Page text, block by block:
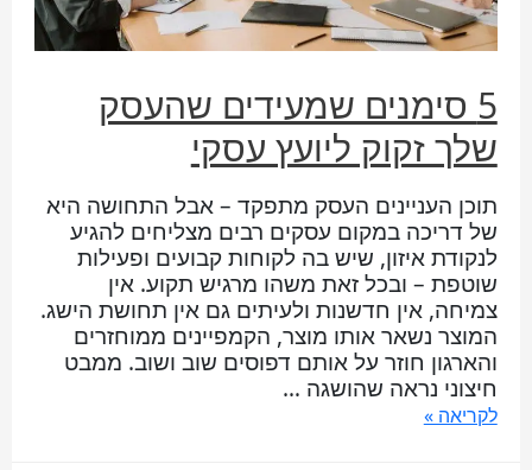
5 סימנים שמעידים שהעסק
שלך זקוק ליועץ עסקי
תוכן העניינים העסק מתפקד – אבל התחושה היא
של דריכה במקום עסקים רבים מצליחים להגיע
לנקודת איזון, שיש בה לקוחות קבועים ופעילות
שוטפת – ובכל זאת משהו מרגיש תקוע. אין
צמיחה, אין חדשנות ולעיתים גם אין תחושת הישג.
המוצר נשאר אותו מוצר, הקמפיינים ממוחזרים
והארגון חוזר על אותם דפוסים שוב ושוב. ממבט
חיצוני נראה שהושגה …
לקריאה »